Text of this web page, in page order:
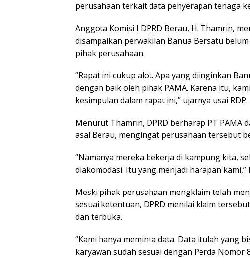
perusahaan terkait data penyerapan tenaga
Anggota Komisi I DPRD Berau, H. Thamrin,
disampaikan perwakilan Banua Bersatu
pihak perusahaan.
“Rapat ini cukup alot. Apa yang diinginkan
dengan baik oleh pihak PAMA. Karena itu,
kesimpulan dalam rapat ini,” ujarnya usai RDP.
Menurut Thamrin, DPRD berharap PT PAMA
asal Berau, mengingat perusahaan tersebut
“Namanya mereka bekerja di kampung kita,
diakomodasi. Itu yang menjadi harapan kami,”
Meski pihak perusahaan mengklaim telah
sesuai ketentuan, DPRD menilai klaim
dan terbuka.
“Kami hanya meminta data. Data itulah yang
karyawan sudah sesuai dengan Perda Nomor